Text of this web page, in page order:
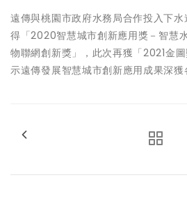
遠傳與桃園市政府水務局合作投入下
得「2020智慧城市創新應用獎－智慧
物聯網創新獎」，此次再獲「2021金
示遠傳發展智慧城市創新應用成果深獲